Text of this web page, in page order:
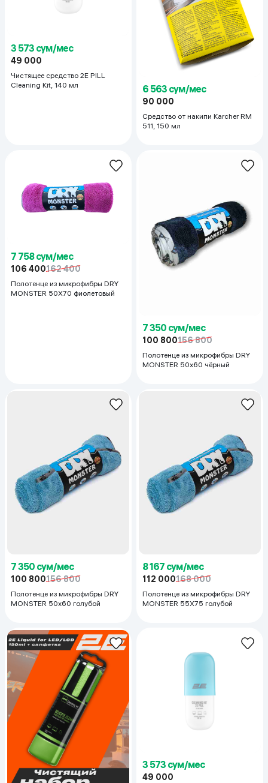
3 573 сум/мес
49 000
Чистящее средство 2E PILL
Cleaning Kit, 140 мл
6 563 сум/мес
90 000
Cредство от накипи Karcher RM
511, 150 мл
7 758 сум/мес
106 400162 400
Полотенце из микрофибры DRY
MONSTER 50Х70 фиолетовый
7 350 сум/мес
100 800156 800
Полотенце из микрофибры DRY
MONSTER 50x60 чёрный
7 350 сум/мес
100 800156 800
Полотенце из микрофибры DRY
MONSTER 50х60 голубой
8 167 сум/мес
112 000168 000
Полотенце из микрофибры DRY
MONSTER 55Х75 голубой
3 573 сум/мес
49 000